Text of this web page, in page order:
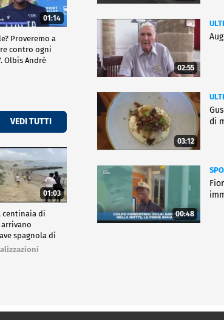
01:14
Proveremo a
contro ogni
Olbis Andrè
VEDI TUTTI
01:03
centinaia di
spagnola di
02:55
03:12
di
00:48